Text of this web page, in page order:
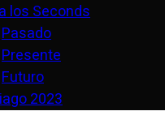
los Seconds
Pasado
Presente
Futuro
2023